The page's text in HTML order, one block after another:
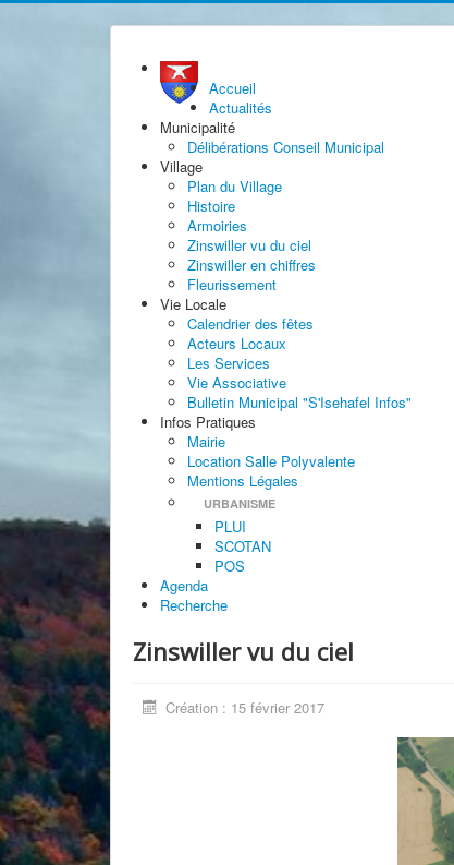
Accueil
Actualités
Municipalité
Délibérations Conseil Municipal
Village
Plan du Village
Histoire
Armoiries
Zinswiller vu du ciel
Zinswiller en chiffres
Fleurissement
Vie Locale
Calendrier des fêtes
Acteurs Locaux
Les Services
Vie Associative
Bulletin Municipal "S'Isehafel Infos"
Infos Pratiques
Mairie
Location Salle Polyvalente
Mentions Légales
URBANISME
PLUI
SCOTAN
POS
Agenda
Recherche
Zinswiller vu du ciel
Création : 15 février 2017